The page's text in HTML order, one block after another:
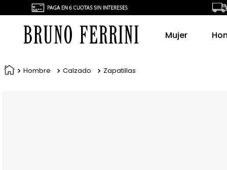
Mujer
Hombre Calzado Zapatillas